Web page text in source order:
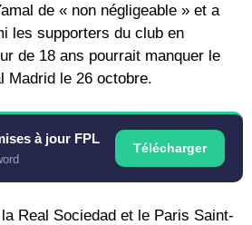
de « non négligeable » et a
les supporters du club en
de 18 ans pourrait manquer le
Madrid le 26 octobre.
à jour FPL
Télécharger
Real Sociedad et le Paris Saint-